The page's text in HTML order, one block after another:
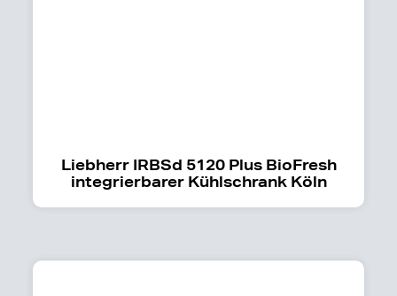
Liebherr IRBSd 5120 Plus BioFresh
integrierbarer Kühlschrank Köln